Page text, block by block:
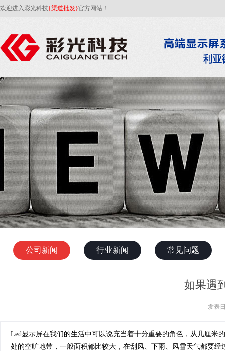
欢迎进入彩光科技{渠道批发}官方网站！
公司新闻 行业新闻 常见问题
如果遇
发表
Led显示屏在我们的生活中可以说充当着十分重要的角色，从几厘米
处的空旷地带，一般面积都比较大，在刮风、下雨、风雪天气都要经